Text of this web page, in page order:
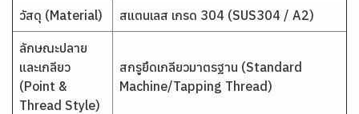
วัสดุ (Material) สแตนเลส เกรด 304 (SUS304 / A2)
ลักษณะปลาย
และเกลียว
(Point &
Thread Style)
สกรูยึดเกลียวมาตรฐาน (Standard
Machine/Tapping Thread)